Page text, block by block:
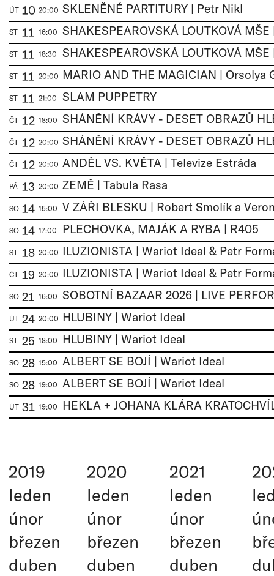
ÚT 10 20:00 SKLENĚNÉ PARTITURY | Petr Nikl
ST 11 16:00
ST 11 18:30
ST 11 20:00 MARIO AND THE MAGICIAN | Orsolya
ST 11 21:00 SLAM PUPPETRY
ČT 12 18:00
ČT 12 20:00
ČT 12 20:00 ANDĚL VS. KVĚTA | Televize Estráda
PÁ 13 20:00 ZEMĚ | Tabula Rasa
SO 14 15:00 V ZÁŘI BLESKU | Robert Smolík a
SO 14 17:00 PLECHOVKA, MAJÁK A RYBA | R405
ST 18 20:00 ILUZIONISTA | Wariot Ideal & Petr
ČT 19 20:00 ILUZIONISTA | Wariot Ideal & Petr
SO 21 16:00
ÚT 24 20:00 HLUBINY | Wariot Ideal
ST 25 18:00 HLUBINY | Wariot Ideal
SO 28 15:00 ALBERT SE BOJÍ | Wariot Ideal
SO 28 19:00 ALBERT SE BOJÍ | Wariot Ideal
ÚT 31 19:00 HEKLA + JOHANA KLÁRA
2019
leden
únor
březen
duben
2020
leden
únor
březen
duben
2021
leden
únor
březen
duben